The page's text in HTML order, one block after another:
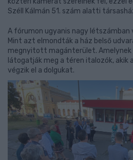
Széll Kálmán 51. szám alatti
A fórumon ugyanis nagy
Mint azt elmondták a ház belső
megnyitott magánterület. Amelynek
látogatják meg a téren italozók, akik
végzik el a dolgukat.